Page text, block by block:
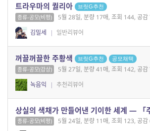
트라우마의 퀄리아 브릿G추천
종류-공모(비평)
5월 28일, 분량 17매, 조회 144, 공감
김밀세
| 일반리뷰어
꺼끌꺼끌한 주황색 브릿G추천 공모채택
종류-공모(감상)
5월 27일, 분량 41매, 조회 142, 공감
녹음익
| 추천리뷰어
상실의 색채가 만들어낸 기이한 세계 — 「
종류-공모(비평)
5월 24일, 분량 11매, 조회 123, 공감